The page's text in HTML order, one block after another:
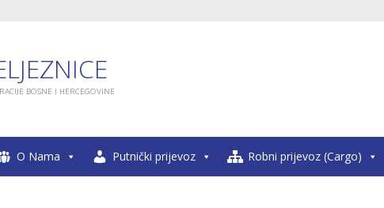
BOSNE I HERCEGOVINE
O Nama Putnički prijevoz Robni prijevoz (Cargo)